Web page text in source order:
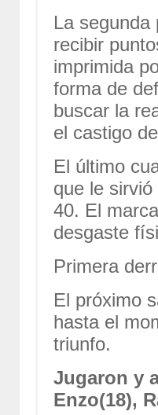
La segunda
recibir
imprimida
forma de
buscar la
el castigo
El último
que le
40. El
desgaste
Primera
El próximo
hasta el
triunfo.
Jugaron y
Enzo(18),